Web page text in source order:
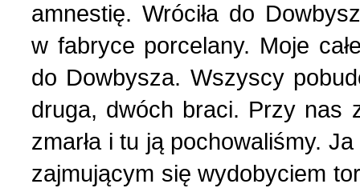
amnestię. Wróciła do
w fabryce porcelany. Moje
do Dowbysza. Wszyscy
druga, dwóch braci. Przy nas
zmarła i tu ją pochowaliśmy.
zajmującym się wydobyciem